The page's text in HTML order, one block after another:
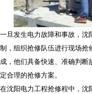
一旦发生电力故障和事故，
制，组织抢修队伍进行现场抢
成，他们具备快速、准确判
定合理的抢修方案。
在沈阳电力工程抢修程中，